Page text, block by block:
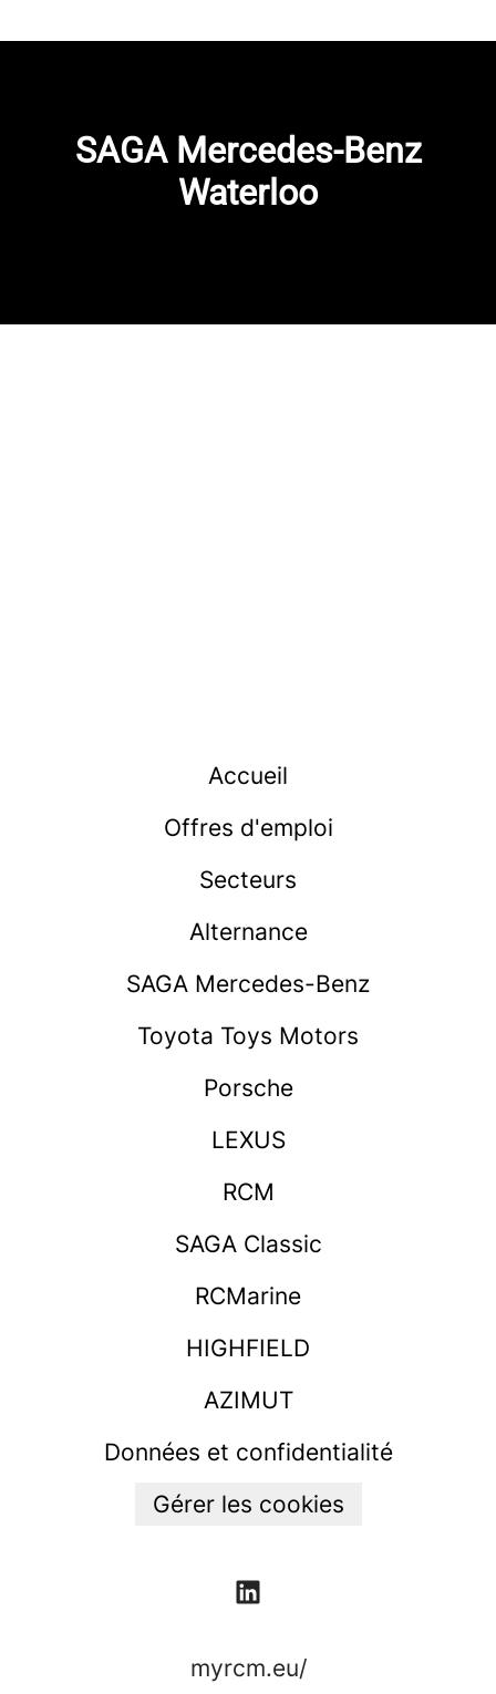
SAGA Mercedes-Benz
Waterloo
Accueil
Offres d'emploi
Secteurs
Alternance
SAGA Mercedes-Benz
Toyota Toys Motors
Porsche
LEXUS
RCM
SAGA Classic
RCMarine
HIGHFIELD
AZIMUT
Données et confidentialité
Gérer les cookies
myrcm.eu/